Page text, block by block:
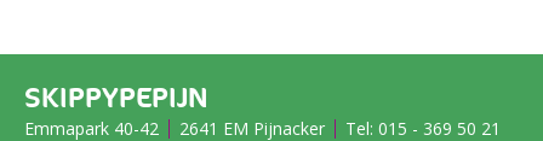
SKIPPYPEPIJN
Emmapark 40-42 2641 EM Pijnacker Tel: 015 - 369 50 21